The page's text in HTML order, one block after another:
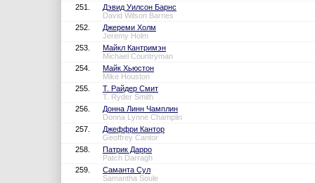
251.
Дэвид Уилсон Барнс
David Wilson Barnes
252.
Джереми Холм
Jeremy Holm
253.
Майкл Кантримэн
Michael Countryman
254.
Майк Хьюстон
Mike Houston
255.
Т. Райдер Смит
T. Ryder Smith
256.
Донна Линн Чамплин
Donna Lynne Champlin
257.
Джеффри Кантор
Geoffrey Cantor
258.
Патрик Дарро
Patch Darragh
259.
Саманта Сул
Samantha Soule